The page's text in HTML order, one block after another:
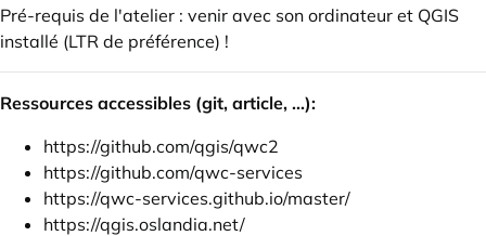
Pré-requis de l'atelier : venir avec son ordinateur et QGIS
installé (LTR de préférence) !
Ressources accessibles (git, article, ...):
https://github.com/qgis/qwc2
https://github.com/qwc-services
https://qwc-services.github.io/master/
https://qgis.oslandia.net/